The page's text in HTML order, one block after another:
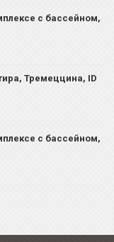
с бассейном,
Тремеццина, ID
с бассейном,